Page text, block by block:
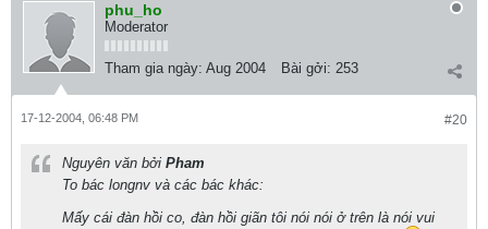
phu_ho
Moderator
Tham gia ngày: Aug 2004 Bài gởi: 253
#20
17-12-2004, 06:48 PM
Nguyên văn bởi Pham
To bác longnv và các bác khác:
Mấy cái đàn hồi co, đàn hồi giãn tôi nói nói ở trên là nói vui